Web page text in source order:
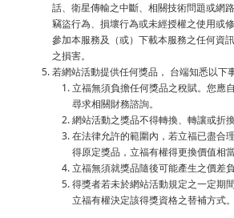
話、衛星傳輸之中斷、相關技術問題或網
竊盜行為、損壞行為或未經授權之使用或
參加本服務及（或）下載本服務之任何資
之損害。
若網站活動提供任何獎品， 台端知悉以下
立福無須負擔任何獎品之稅賦。您應
尋求相關財務諮詢。
網站活動之獎品不得轉換、轉讓或折換
在法律允許的範圍內，若立福已盡合
得原定獎品，立福有權得更換價值相
立福無須就獎品隨後可能產生之價差負
得獎者若未於網站活動規定之一定期
立福有權決定該得獎資格之替補方式。